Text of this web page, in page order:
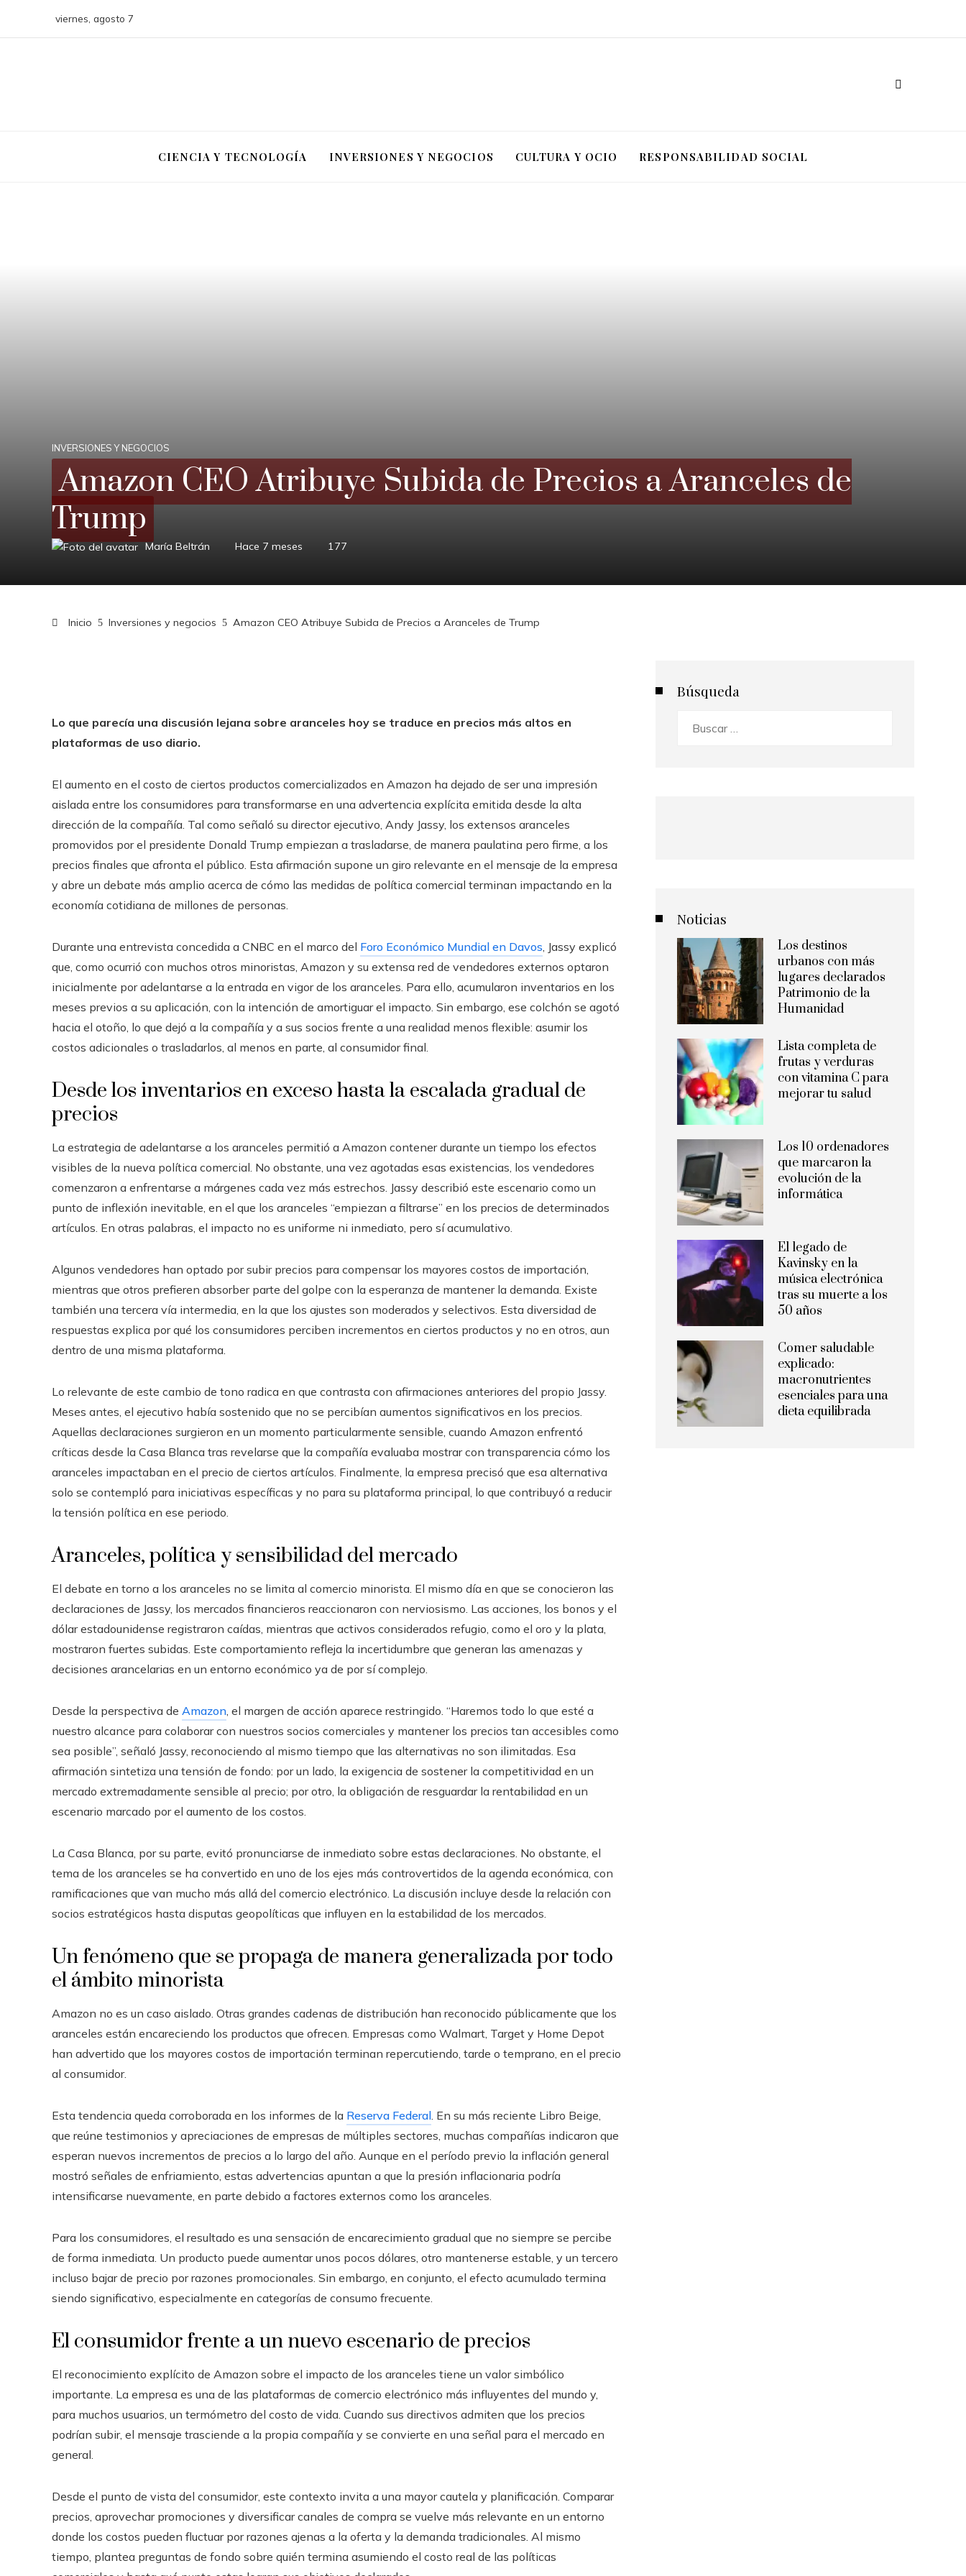
viernes, agosto 7
CIENCIA Y TECNOLOGÍA INVERSIONES Y NEGOCIOS CULTURA Y OCIO RESPONSABILIDAD SOCIAL
INVERSIONES Y NEGOCIOS
Amazon CEO Atribuye Subida de Precios a Aranceles de
Trump
María Beltrán Hace 7 meses 177
Inicio Inversiones y negocios Amazon CEO Atribuye Subida de Precios a Aranceles de Trump
Lo que parecía una discusión lejana sobre aranceles hoy se traduce en precios más altos en
plataformas de uso diario.
El aumento en el costo de ciertos productos comercializados en Amazon ha dejado de ser una impresión
aislada entre los consumidores para transformarse en una advertencia explícita emitida desde la alta
dirección de la compañía. Tal como señaló su director ejecutivo, Andy Jassy, los extensos aranceles
promovidos por el presidente Donald Trump empiezan a trasladarse, de manera paulatina pero firme, a los
precios finales que afronta el público. Esta afirmación supone un giro relevante en el mensaje de la empresa
y abre un debate más amplio acerca de cómo las medidas de política comercial terminan impactando en la
economía cotidiana de millones de personas.
Durante una entrevista concedida a CNBC en el marco del Foro Económico Mundial en Davos, Jassy explicó
que, como ocurrió con muchos otros minoristas, Amazon y su extensa red de vendedores externos optaron
inicialmente por adelantarse a la entrada en vigor de los aranceles. Para ello, acumularon inventarios en los
meses previos a su aplicación, con la intención de amortiguar el impacto. Sin embargo, ese colchón se agotó
hacia el otoño, lo que dejó a la compañía y a sus socios frente a una realidad menos flexible: asumir los
costos adicionales o trasladarlos, al menos en parte, al consumidor final.
Desde los inventarios en exceso hasta la escalada gradual de
precios
La estrategia de adelantarse a los aranceles permitió a Amazon contener durante un tiempo los efectos
visibles de la nueva política comercial. No obstante, una vez agotadas esas existencias, los vendedores
comenzaron a enfrentarse a márgenes cada vez más estrechos. Jassy describió este escenario como un
punto de inflexión inevitable, en el que los aranceles “empiezan a filtrarse” en los precios de determinados
artículos. En otras palabras, el impacto no es uniforme ni inmediato, pero sí acumulativo.
Algunos vendedores han optado por subir precios para compensar los mayores costos de importación,
mientras que otros prefieren absorber parte del golpe con la esperanza de mantener la demanda. Existe
también una tercera vía intermedia, en la que los ajustes son moderados y selectivos. Esta diversidad de
respuestas explica por qué los consumidores perciben incrementos en ciertos productos y no en otros, aun
dentro de una misma plataforma.
Lo relevante de este cambio de tono radica en que contrasta con afirmaciones anteriores del propio Jassy.
Meses antes, el ejecutivo había sostenido que no se percibían aumentos significativos en los precios.
Aquellas declaraciones surgieron en un momento particularmente sensible, cuando Amazon enfrentó
críticas desde la Casa Blanca tras revelarse que la compañía evaluaba mostrar con transparencia cómo los
aranceles impactaban en el precio de ciertos artículos. Finalmente, la empresa precisó que esa alternativa
solo se contempló para iniciativas específicas y no para su plataforma principal, lo que contribuyó a reducir
la tensión política en ese periodo.
Aranceles, política y sensibilidad del mercado
El debate en torno a los aranceles no se limita al comercio minorista. El mismo día en que se conocieron las
declaraciones de Jassy, los mercados financieros reaccionaron con nerviosismo. Las acciones, los bonos y el
dólar estadounidense registraron caídas, mientras que activos considerados refugio, como el oro y la plata,
mostraron fuertes subidas. Este comportamiento refleja la incertidumbre que generan las amenazas y
decisiones arancelarias en un entorno económico ya de por sí complejo.
Desde la perspectiva de Amazon, el margen de acción aparece restringido. “Haremos todo lo que esté a
nuestro alcance para colaborar con nuestros socios comerciales y mantener los precios tan accesibles como
sea posible”, señaló Jassy, reconociendo al mismo tiempo que las alternativas no son ilimitadas. Esa
afirmación sintetiza una tensión de fondo: por un lado, la exigencia de sostener la competitividad en un
mercado extremadamente sensible al precio; por otro, la obligación de resguardar la rentabilidad en un
escenario marcado por el aumento de los costos.
La Casa Blanca, por su parte, evitó pronunciarse de inmediato sobre estas declaraciones. No obstante, el
tema de los aranceles se ha convertido en uno de los ejes más controvertidos de la agenda económica, con
ramificaciones que van mucho más allá del comercio electrónico. La discusión incluye desde la relación con
socios estratégicos hasta disputas geopolíticas que influyen en la estabilidad de los mercados.
Un fenómeno que se propaga de manera generalizada por todo
el ámbito minorista
Amazon no es un caso aislado. Otras grandes cadenas de distribución han reconocido públicamente que los
aranceles están encareciendo los productos que ofrecen. Empresas como Walmart, Target y Home Depot
han advertido que los mayores costos de importación terminan repercutiendo, tarde o temprano, en el precio
al consumidor.
Esta tendencia queda corroborada en los informes de la Reserva Federal. En su más reciente Libro Beige,
que reúne testimonios y apreciaciones de empresas de múltiples sectores, muchas compañías indicaron que
esperan nuevos incrementos de precios a lo largo del año. Aunque en el período previo la inflación general
mostró señales de enfriamiento, estas advertencias apuntan a que la presión inflacionaria podría
intensificarse nuevamente, en parte debido a factores externos como los aranceles.
Para los consumidores, el resultado es una sensación de encarecimiento gradual que no siempre se percibe
de forma inmediata. Un producto puede aumentar unos pocos dólares, otro mantenerse estable, y un tercero
incluso bajar de precio por razones promocionales. Sin embargo, en conjunto, el efecto acumulado termina
siendo significativo, especialmente en categorías de consumo frecuente.
El consumidor frente a un nuevo escenario de precios
El reconocimiento explícito de Amazon sobre el impacto de los aranceles tiene un valor simbólico
importante. La empresa es una de las plataformas de comercio electrónico más influyentes del mundo y,
para muchos usuarios, un termómetro del costo de vida. Cuando sus directivos admiten que los precios
podrían subir, el mensaje trasciende a la propia compañía y se convierte en una señal para el mercado en
general.
Desde el punto de vista del consumidor, este contexto invita a una mayor cautela y planificación. Comparar
precios, aprovechar promociones y diversificar canales de compra se vuelve más relevante en un entorno
donde los costos pueden fluctuar por razones ajenas a la oferta y la demanda tradicionales. Al mismo
tiempo, plantea preguntas de fondo sobre quién termina asumiendo el costo real de las políticas
Búsqueda
Noticias
Los destinos
urbanos con más
lugares declarados
Patrimonio de la
Humanidad
Lista completa de
frutas y verduras
con vitamina C para
mejorar tu salud
Los 10 ordenadores
que marcaron la
evolución de la
informática
El legado de
Kavinsky en la
música electrónica
tras su muerte a los
50 años
Comer saludable
explicado:
macronutrientes
esenciales para una
dieta equilibrada